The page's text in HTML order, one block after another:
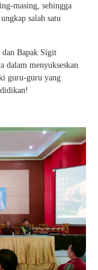
masing, sehingga
salah satu
dan Bapak Sigit
dalam menyukseskan
guru-guru yang